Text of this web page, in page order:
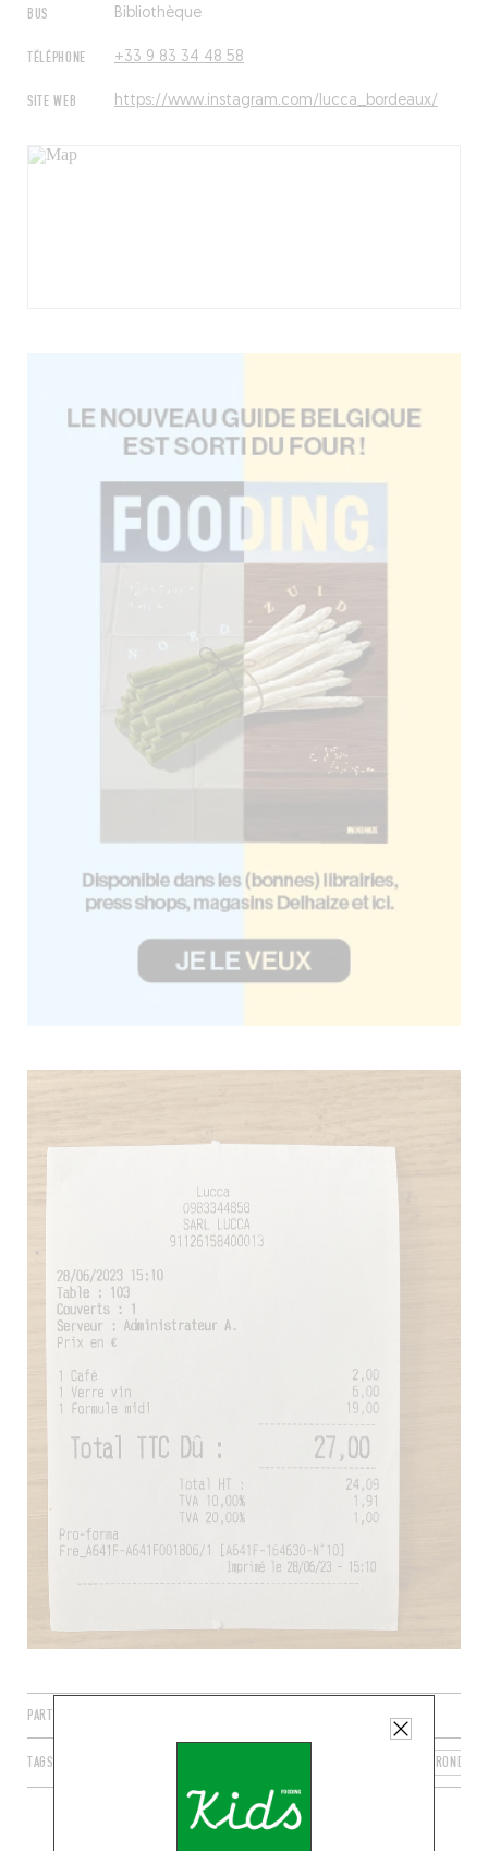
BUS Bibliothèque
TÉLÉPHONE +33 9 83 34 48 58
SITE WEB https://www.instagram.com/lucca_bordeaux/
PARTAGER
TAGS GIRONDE